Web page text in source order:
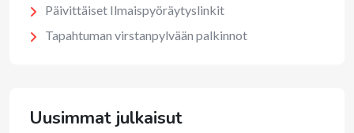
Päivittäiset Ilmaispyöräytyslinkit
Tapahtuman virstanpylvään palkinnot
Uusimmat julkaisut